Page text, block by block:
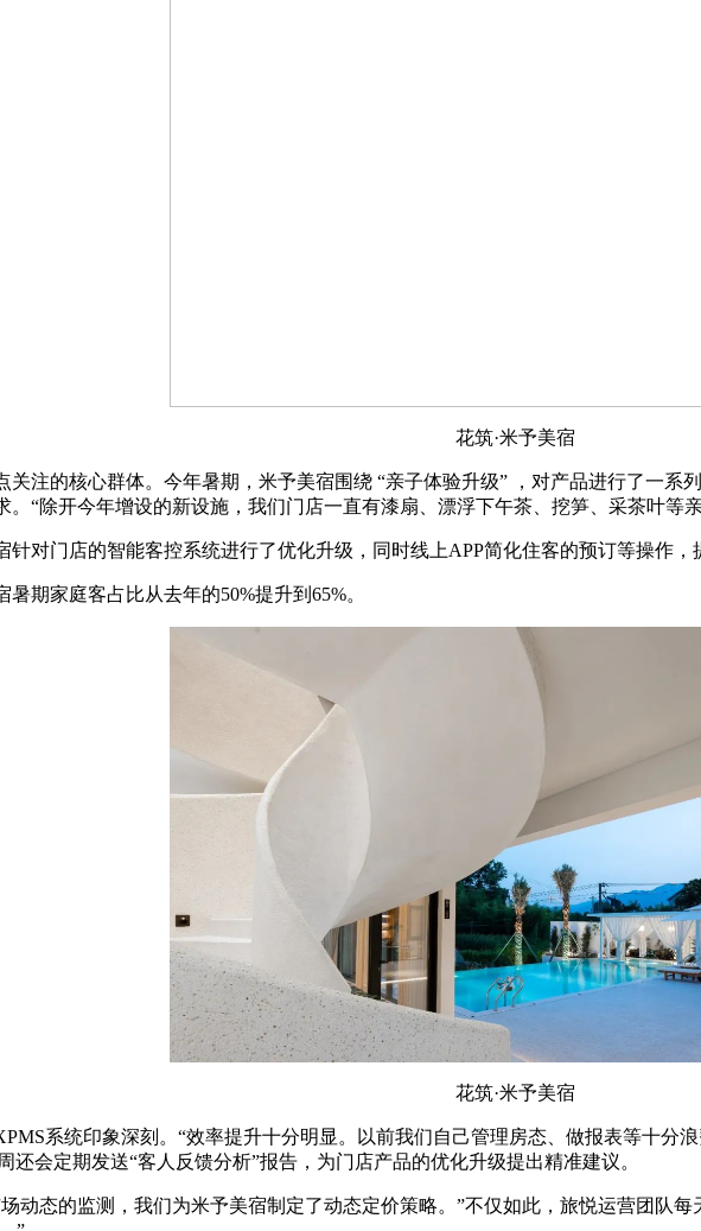
花筑·米予美宿
的核心群体。今年暑期，米予美宿围绕 “亲子体验升级” ，对产品进行了一系
。“除开今年增设的新设施，我们门店一直有漆扇、漂浮下午茶、挖笋、采茶叶等
门店的智能客控系统进行了优化升级，同时线上APP简化住客的预订等操作，
家庭客占比从去年的50%提升到65%。
花筑·米予美宿
系统印象深刻。“效率提升十分明显。以前我们自己管理房态、做报表等十分
还会定期发送“客人反馈分析”报告，为门店产品的优化升级提出精准建议。
态的监测，我们为米予美宿制定了动态定价策略。”不仅如此，旅悦运营团队每